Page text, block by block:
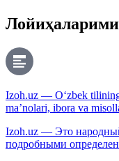
Izoh.uz — O‘zbek
ma’nolari, ibora va
Izoh.uz — Это
подробными